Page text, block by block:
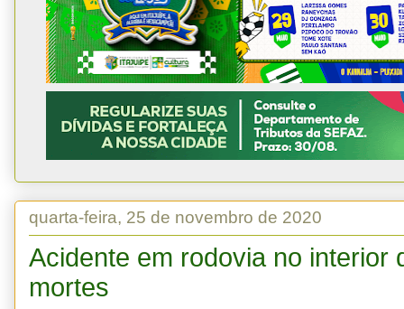
quarta-feira, 25 de novembro de 2020
Acidente em rodovia no interior
mortes